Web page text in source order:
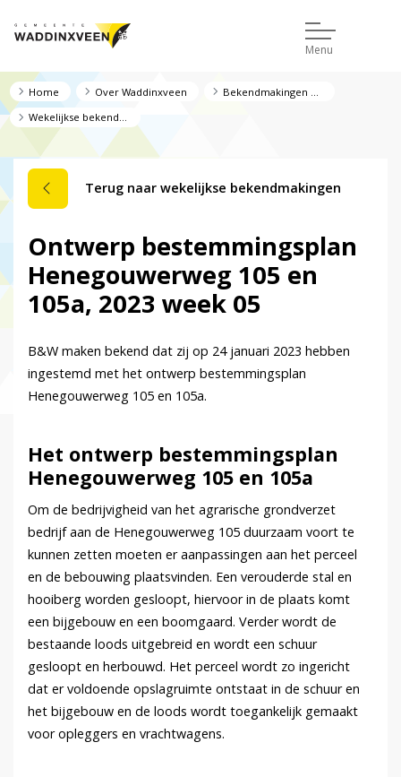
Menu
Home Over Waddinxveen
Wekelijkse bekendmakingen
Terug naar wekelijkse bekendmakingen
Ontwerp bestemmingsplan
Henegouwerweg 105 en
105a, 2023 week 05
B&W maken bekend dat zij op 24 januari 2023 hebben
ingestemd met het ontwerp bestemmingsplan
Henegouwerweg 105 en 105a.
Het ontwerp bestemmingsplan
Henegouwerweg 105 en 105a
Om de bedrijvigheid van het agrarische grondverzet
bedrijf aan de Henegouwerweg 105 duurzaam voort te
kunnen zetten moeten er aanpassingen aan het perceel
en de bebouwing plaatsvinden. Een verouderde stal en
hooiberg worden gesloopt, hiervoor in de plaats komt
een bijgebouw en een boomgaard. Verder wordt de
bestaande loods uitgebreid en wordt een schuur
gesloopt en herbouwd. Het perceel wordt zo ingericht
dat er voldoende opslagruimte ontstaat in de schuur en
het bijgebouw en de loods wordt toegankelijk gemaakt
voor opleggers en vrachtwagens.